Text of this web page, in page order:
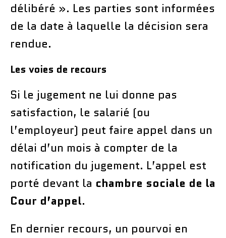
délibéré ». Les parties sont informées
de la date à laquelle la décision sera
rendue.
Les voies de recours
Si le jugement ne lui donne pas
satisfaction, le salarié (ou
l’employeur) peut faire appel dans un
délai d’un mois à compter de la
notification du jugement. L’appel est
porté devant la chambre sociale de la
Cour d’appel.
En dernier recours, un pourvoi en